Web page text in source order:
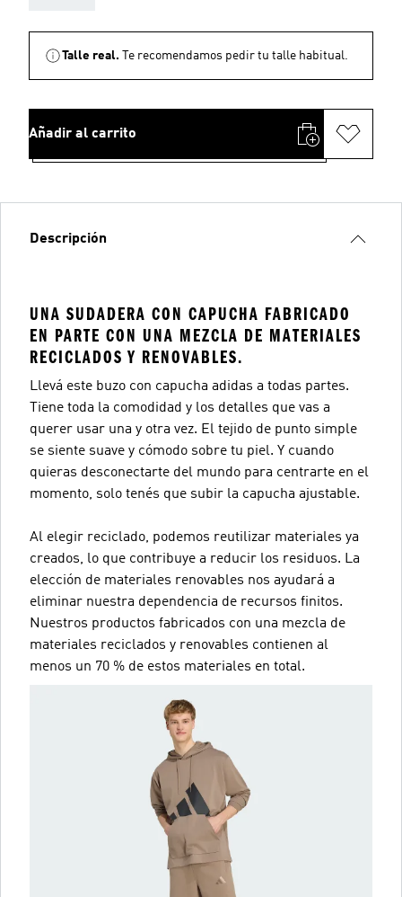
Talle real. Te recomendamos pedir tu talle habitual.
Añadir al carrito
Descripción
UNA SUDADERA CON CAPUCHA FABRICADO
EN PARTE CON UNA MEZCLA DE MATERIALES
RECICLADOS Y RENOVABLES.
Llevá este buzo con capucha adidas a todas partes.
Tiene toda la comodidad y los detalles que vas a
querer usar una y otra vez. El tejido de punto simple
se siente suave y cómodo sobre tu piel. Y cuando
quieras desconectarte del mundo para centrarte en el
momento, solo tenés que subir la capucha ajustable.
Al elegir reciclado, podemos reutilizar materiales ya
creados, lo que contribuye a reducir los residuos. La
elección de materiales renovables nos ayudará a
eliminar nuestra dependencia de recursos finitos.
Nuestros productos fabricados con una mezcla de
materiales reciclados y renovables contienen al
menos un 70 % de estos materiales en total.